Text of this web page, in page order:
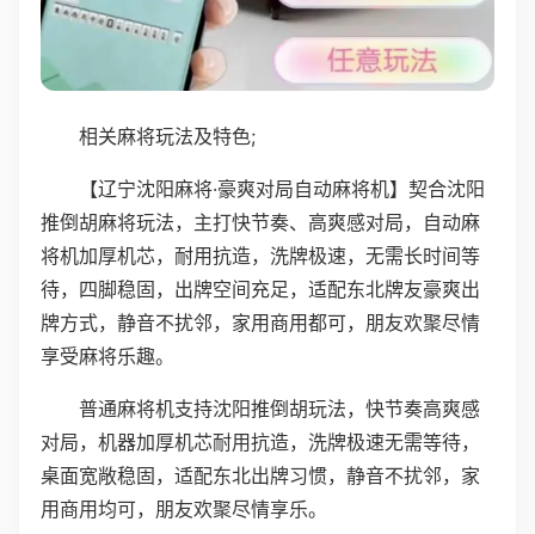
相关麻将玩法及特色;
【辽宁沈阳麻将·豪爽对局自动麻将机】契合沈阳
推倒胡麻将玩法，主打快节奏、高爽感对局，自动麻
将机加厚机芯，耐用抗造，洗牌极速，无需长时间等
待，四脚稳固，出牌空间充足，适配东北牌友豪爽出
牌方式，静音不扰邻，家用商用都可，朋友欢聚尽情
享受麻将乐趣。
普通麻将机支持沈阳推倒胡玩法，快节奏高爽感
对局，机器加厚机芯耐用抗造，洗牌极速无需等待，
桌面宽敞稳固，适配东北出牌习惯，静音不扰邻，家
用商用均可，朋友欢聚尽情享乐。